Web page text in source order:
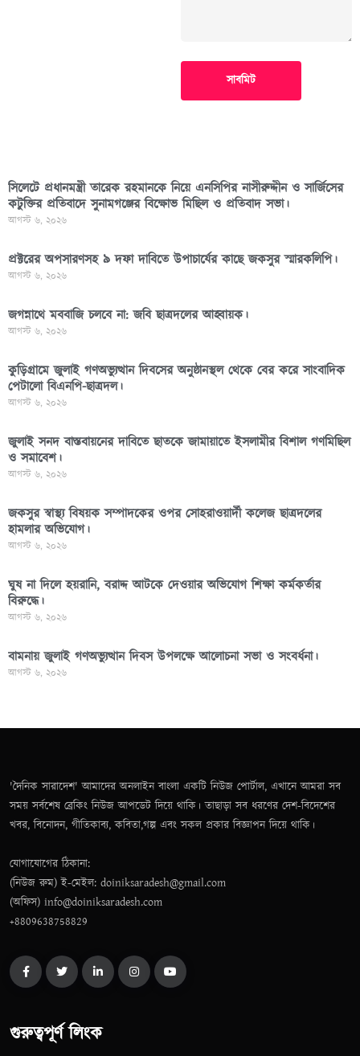
সাবমিট
সিলেটে প্রধানমন্ত্রী তারেক রহমানকে নিয়ে এনসিপির নাসীরুদ্দীন ও সার্জিসের
কটুক্তির প্রতিবাদে সুনামগঞ্জের বিক্ষোভ মিছিল ও প্রতিবাদ সভা।
আগস্ট ৬, ২০২৬
প্রক্টরের অপসারণসহ ৯ দফা দাবিতে উপাচার্যের কাছে জকসুর স্মারকলিপি।
আগস্ট ৬, ২০২৬
জগন্নাথে মববাজি চলবে না: জবি ছাত্রদলের আহ্বায়ক।
আগস্ট ৬, ২০২৬
কুড়িগ্রামে জুলাই গণঅভ্যুত্থান দিবসের অনুষ্ঠানস্থল থেকে বের করে সাংবাদিক
পেটালো বিএনপি-ছাত্রদল।
আগস্ট ৬, ২০২৬
জুলাই সনদ বাস্তবায়নের দাবিতে ছাতকে জামায়াতে ইসলামীর বিশাল গণমিছিল
ও সমাবেশ।
আগস্ট ৬, ২০২৬
জকসুর স্বাস্থ্য বিষয়ক সম্পাদকের ওপর সোহরাওয়ার্দী কলেজ ছাত্রদলের
হামলার অভিযোগ।
আগস্ট ৬, ২০২৬
ঘুষ না দিলে হয়রানি, বরাদ্দ আটকে দেওয়ার অভিযোগ শিক্ষা কর্মকর্তার
বিরুদ্ধে।
আগস্ট ৬, ২০২৬
বামনায় জুলাই গণঅভ্যুত্থান দিবস উপলক্ষে আলোচনা সভা ও সংবর্ধনা।
আগস্ট ৬, ২০২৬
'দৈনিক সারাদেশ' আমাদের অনলাইন বাংলা একটি নিউজ পোর্টাল, এখানে আমরা সব
সময় সর্বশেষ ব্রেকিং নিউজ আপডেট দিয়ে থাকি। তাছাড়া সব ধরণের দেশ-বিদেশের
খবর, বিনোদন, গীতিকাব্য, কবিতা,গল্প এবং সকল প্রকার বিজ্ঞাপন দিয়ে থাকি।
যোগাযোগের ঠিকানা:
(নিউজ রুম) ই-মেইল: doiniksaradesh@gmail.com
(অফিস) info@doiniksaradesh.com
+8809638758829
গুরুত্বপূর্ণ লিংক